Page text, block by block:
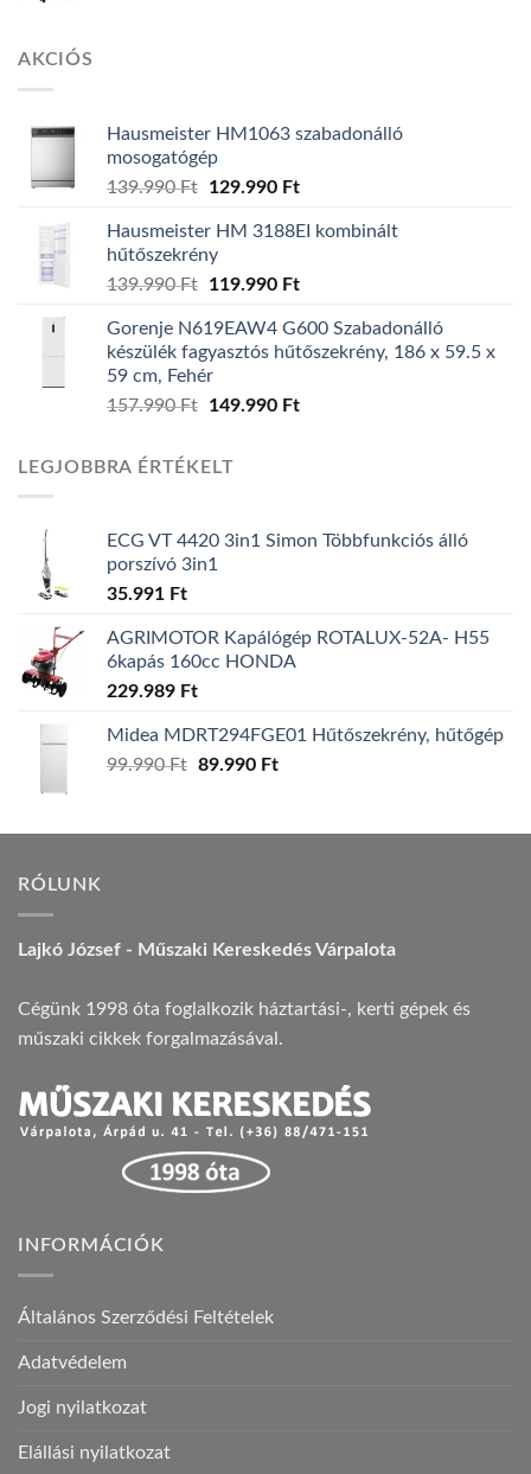
AKCIÓS
Hausmeister HM1063 szabadonálló
mosogatógép
139.990Ft
Original
was:
139.990 Ft.
129.990 FtCurrent
is:
Hausmeister HM 3188EI kombinált
hűtőszekrény
139.990Ft
Original
was:
139.990 Ft.
119.990 FtCurrent
is:
119.990 Ft.
Gorenje N619EAW4 G600 Szabadonálló
készülék fagyasztós hűtőszekrény, 186 x 59.5 x
59 cm, Fehér
157.990Ft
Original
157.990 Ft.
149.990 FtCurrent
LEGJOBBRA ÉRTÉKELT
ECG VT 4420 3in1 Simon Többfunkciós álló
porszívó 3in1
35.991 Ft
AGRIMOTOR Kapálógép ROTALUX-52A- H55
6kapás 160cc HONDA
229.989 Ft
Midea MDRT294FGE01 Hűtőszekrény, hűtőgép
99.990Ft Original
99.990 Ft.
89.990 FtCurrent
89.990 Ft.
RÓLUNK
Lajkó József - Műszaki Kereskedés Várpalota
Cégünk 1998 óta foglalkozik háztartási-, kerti gépek és
műszaki cikkek forgalmazásával.
INFORMÁCIÓK
Általános Szerződési Feltételek
Adatvédelem
Jogi nyilatkozat
Elállási nyilatkozat